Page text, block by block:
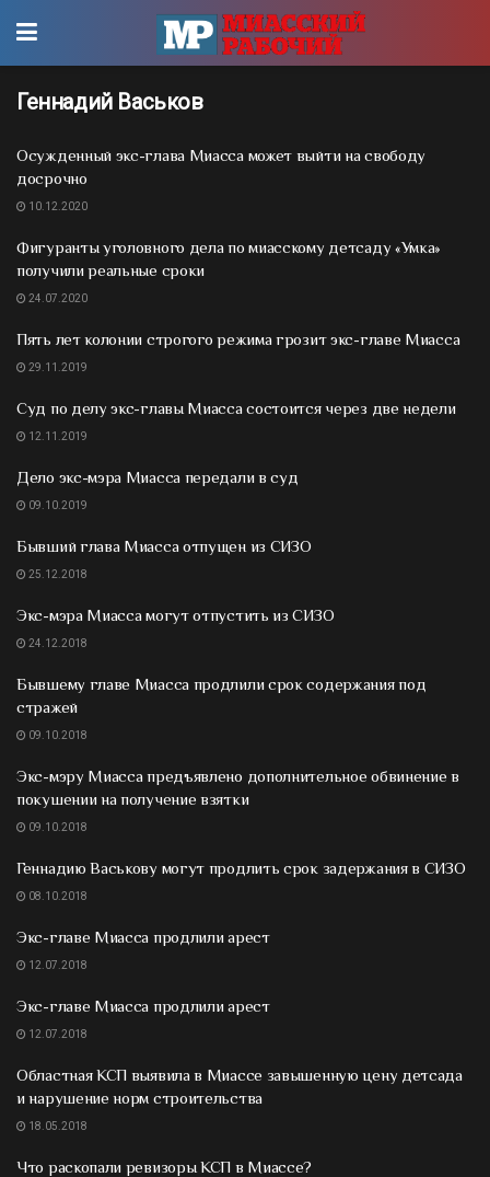
Геннадий Васьков
Осужденный экс-глава Миасса может выйти на свободу
досрочно
10.12.2020
Фигуранты уголовного дела по миасскому детсаду «Умка»
получили реальные сроки
24.07.2020
Пять лет колонии строгого режима грозит экс-главе Миасса
29.11.2019
Суд по делу экс-главы Миасса состоится через две недели
12.11.2019
Дело экс-мэра Миасса передали в суд
09.10.2019
Бывший глава Миасса отпущен из СИЗО
25.12.2018
Экс-мэра Миасса могут отпустить из СИЗО
24.12.2018
Бывшему главе Миасса продлили срок содержания под
стражей
09.10.2018
Экс-мэру Миасса предъявлено дополнительное обвинение в
покушении на получение взятки
09.10.2018
Геннадию Васькову могут продлить срок задержания в СИЗО
08.10.2018
Экс-главе Миасса продлили арест
12.07.2018
Экс-главе Миасса продлили арест
12.07.2018
Областная КСП выявила в Миассе завышенную цену детсада
и нарушение норм строительства
18.05.2018
Что раскопали ревизоры КСП в Миассе?